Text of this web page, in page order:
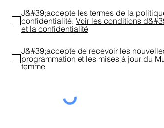
J&#39;accepte les termes de la
confidentialité. Voir les conditions
et la confidentialité
J&#39;accepte de recevoir les
programmation et les mises à jour du
femme